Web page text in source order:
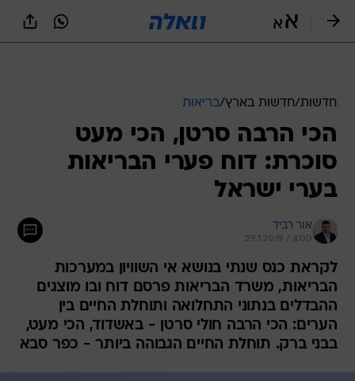
חדשות/חדשות בארץ/בריאות
הכי הרבה סרטן, הכי מעט
סוכרת: דוח פערי הבריאות
בערי ישראל
אור רביד
29.1.2019 / 4:00
לקראת כנס שנתי בנושא אי השוויון במערכות
הבריאות, משרד הבריאות פרסם דוח ובו מוצגים
ההבדלים בנתוני התחלואה ותוחלת החיים בין
הערים: הכי הרבה חולי סרטן - באשדוד, הכי מעט,
בבני ברק. תוחלת החיים הגבוהה ביותר - כפר סבא